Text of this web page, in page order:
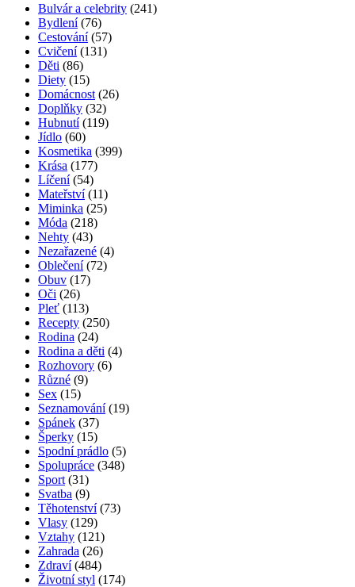
Bulvár a celebrity (241)
Bydlení(76)
Cestování(57)
Cvičení(131)
Děti (86)
Diety (15)
Domácnost (26)
Doplňky (32)
Hubnutí(119)
Jídlo (60)
Kosmetika (399)
Krása (177)
Líčení(54)
Mateřství(11)
Miminka (25)
Móda (218)
Nehty (43)
Nezařazené (4)
Oblečení(72)
Obuv (17)
Oči (26)
Pleť (113)
Recepty (250)
Rodina (24)
Rodina a děti (4)
Rozhovory (6)
Různé (9)
Sex (15)
Seznamování(19)
Spánek (37)
Šperky (15)
Spodní prádlo (5)
Spolupráce (348)
Sport (31)
Svatba (9)
Těhotenství(73)
Vlasy (129)
Vztahy (121)
Zahrada (26)
Zdraví(484)
Životní styl (174)